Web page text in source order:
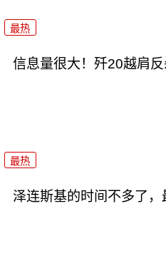
最热
信息量很大！歼20越肩
最热
泽连斯基的时间不多了